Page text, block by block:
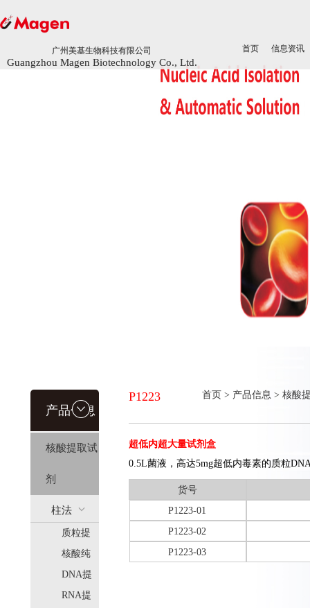
广州美基生物科技有限公司
Guangzhou Magen Biotechnology Co., Ltd.
首页 信息资讯
广州美基生物科技有限公司
Guangzhou Magen Biotechnology Co., Ltd.
首页 信息资讯
产品信息
核酸提取试
剂
柱法
质粒提
取
核酸纯
化
DNA提
取
RNA提
P1223 首页 > 产品信息 > 核酸
超低内超大量试剂盒
0.5L菌液，高达5mg超低内毒素的质粒
货号
P1223-01
P1223-02
P1223-03